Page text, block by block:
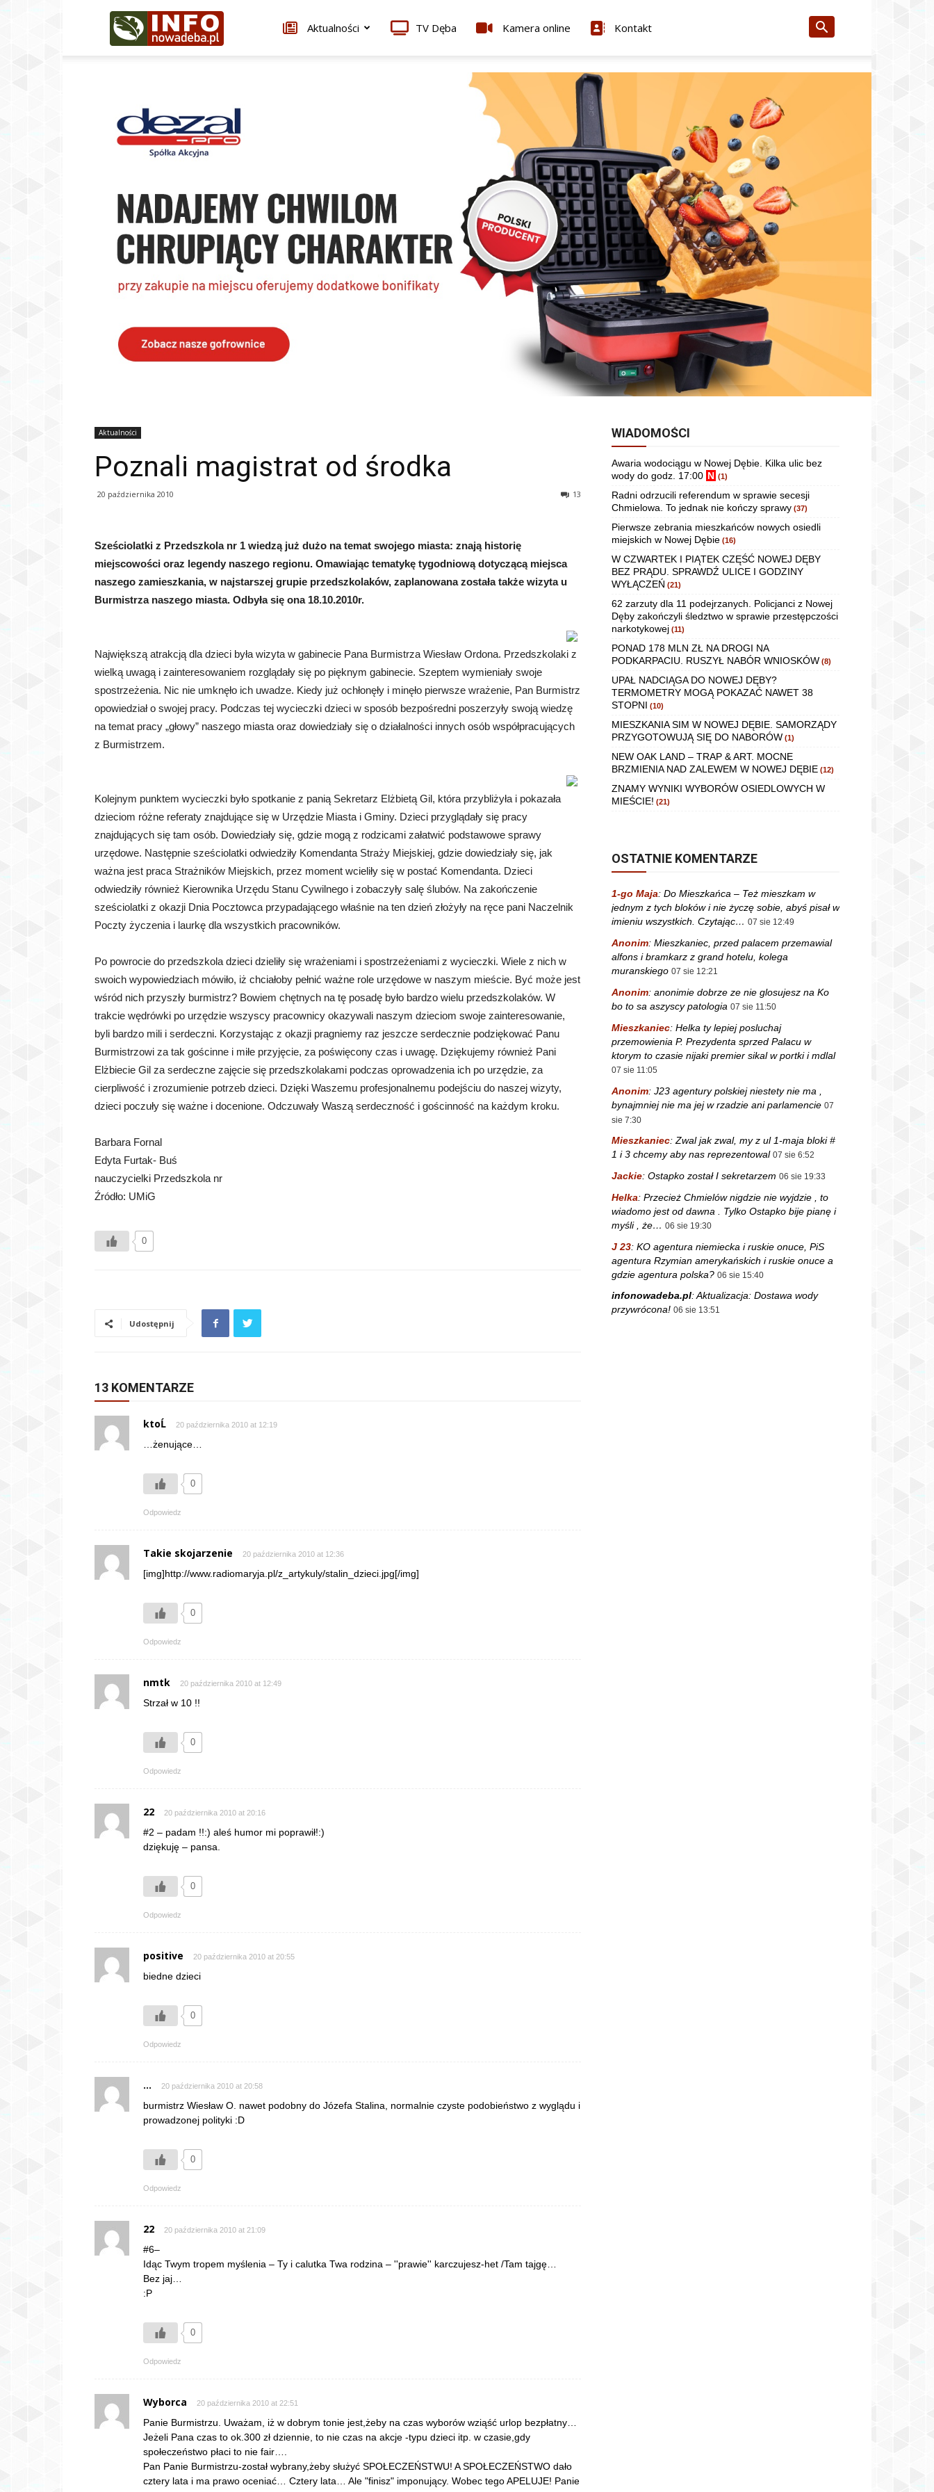
Infonowadeba.pl Aktualności TV Dęba Kamera online Kontakt
Aktualności
Poznali magistrat od środka
20 października 2010 13
Sześciolatki z Przedszkola nr 1 wiedzą już dużo na temat swojego miasta: znają historię
miejscowości oraz legendy naszego regionu. Omawiając tematykę tygodniową dotyczącą miejsca
naszego zamieszkania, w najstarszej grupie przedszkolaków, zaplanowana została także wizyta u
Burmistrza naszego miasta. Odbyła się ona 18.10.2010r.
Największą atrakcją dla dzieci była wizyta w gabinecie Pana Burmistrza Wiesław Ordona. Przedszkolaki z
wielką uwagą i zainteresowaniem rozglądały się po pięknym gabinecie. Szeptem wymieniały swoje
spostrzeżenia. Nic nie umknęło ich uwadze. Kiedy już ochłonęły i minęło pierwsze wrażenie, Pan Burmistrz
opowiedział o swojej pracy. Podczas tej wycieczki dzieci w sposób bezpośredni poszerzyły swoją wiedzę
na temat pracy „głowy” naszego miasta oraz dowiedziały się o działalności innych osób współpracujących
z Burmistrzem.
Kolejnym punktem wycieczki było spotkanie z panią Sekretarz Elżbietą Gil, która przybliżyła i pokazała
dzieciom różne referaty znajdujące się w Urzędzie Miasta i Gminy. Dzieci przyglądały się pracy
znajdujących się tam osób. Dowiedziały się, gdzie mogą z rodzicami załatwić podstawowe sprawy
urzędowe. Następnie sześciolatki odwiedziły Komendanta Straży Miejskiej, gdzie dowiedziały się, jak
ważna jest praca Strażników Miejskich, przez moment wcieliły się w postać Komendanta. Dzieci
odwiedziły również Kierownika Urzędu Stanu Cywilnego i zobaczyły salę ślubów. Na zakończenie
sześciolatki z okazji Dnia Pocztowca przypadającego właśnie na ten dzień złożyły na ręce pani Naczelnik
Poczty życzenia i laurkę dla wszystkich pracowników.
Po powrocie do przedszkola dzieci dzieliły się wrażeniami i spostrzeżeniami z wycieczki. Wiele z nich w
swoich wypowiedziach mówiło, iż chciałoby pełnić ważne role urzędowe w naszym mieście. Być może jest
wśród nich przyszły burmistrz? Bowiem chętnych na tę posadę było bardzo wielu przedszkolaków. W
trakcie wędrówki po urzędzie wszyscy pracownicy okazywali naszym dzieciom swoje zainteresowanie,
byli bardzo mili i serdeczni. Korzystając z okazji pragniemy raz jeszcze serdecznie podziękować Panu
Burmistrzowi za tak gościnne i miłe przyjęcie, za poświęcony czas i uwagę. Dziękujemy również Pani
Elżbiecie Gil za serdeczne zajęcie się przedszkolakami podczas oprowadzenia ich po urzędzie, za
cierpliwość i zrozumienie potrzeb dzieci. Dzięki Waszemu profesjonalnemu podejściu do naszej wizyty,
dzieci poczuły się ważne i docenione. Odczuwały Waszą serdeczność i gościnność na każdym kroku.
Barbara Fornal
Edyta Furtak- Buś
nauczycielki Przedszkola nr
Źródło: UMiG
0
Udostępnij
13 KOMENTARZE
ktoĹ 20 października 2010 at 12:19
…żenujące…
0
Odpowiedz
Takie skojarzenie 20 października 2010 at 12:36
[img]http://www.radiomaryja.pl/z_artykuly/stalin_dzieci.jpg[/img]
0
Odpowiedz
nmtk 20 października 2010 at 12:49
Strzał w 10 !!
0
Odpowiedz
22 20 października 2010 at 20:16
#2 – padam !!:) aleś humor mi poprawił!:)
dziękuję – pansa.
0
Odpowiedz
positive 20 października 2010 at 20:55
biedne dzieci
0
Odpowiedz
... 20 października 2010 at 20:58
burmistrz Wiesław O. nawet podobny do Józefa Stalina, normalnie czyste podobieństwo z wyglądu i
prowadzonej polityki :D
0
Odpowiedz
22 20 października 2010 at 21:09
#6–
Idąc Twym tropem myślenia – Ty i calutka Twa rodzina – ''prawie'' karczujesz-het /Tam tajgę…
Bez jaj…
:P
0
Odpowiedz
Wyborca 20 października 2010 at 22:51
Panie Burmistrzu. Uważam, iż w dobrym tonie jest,żeby na czas wyborów wziąść urlop bezpłatny…
Jeżeli Pana czas to ok.300 zł dziennie, to nie czas na akcje -typu dzieci itp. w czasie,gdy
społeczeństwo płaci to nie fair….
Pan Panie Burmistrzu-został wybrany,żeby służyć SPOŁECZEŃSTWU! A SPOŁECZEŃSTWO dało
cztery lata i ma prawo oceniać… Cztery lata… Ale "finisz" imponujący. Wobec tego APELUJE! Panie
WIADOMOŚCI
Awaria wodociągu w Nowej Dębie. Kilka ulic bez
wody do godz. 17:00 N (1)
Radni odrzucili referendum w sprawie secesji
Chmielowa. To jednak nie kończy sprawy (37)
Pierwsze zebrania mieszkańców nowych osiedli
miejskich w Nowej Dębie (16)
W CZWARTEK I PIĄTEK CZĘŚĆ NOWEJ DĘBY
BEZ PRĄDU. SPRAWDŹ ULICE I GODZINY
WYŁĄCZEŃ (21)
62 zarzuty dla 11 podejrzanych. Policjanci z Nowej
Dęby zakończyli śledztwo w sprawie przestępczości
narkotykowej (11)
PONAD 178 MLN ZŁ NA DROGI NA
PODKARPACIU. RUSZYŁ NABÓR WNIOSKÓW (8)
UPAŁ NADCIĄGA DO NOWEJ DĘBY?
TERMOMETRY MOGĄ POKAZAĆ NAWET 38
STOPNI (10)
MIESZKANIA SIM W NOWEJ DĘBIE. SAMORZĄDY
PRZYGOTOWUJĄ SIĘ DO NABORÓW (1)
NEW OAK LAND – TRAP & ART. MOCNE
BRZMIENIA NAD ZALEWEM W NOWEJ DĘBIE (12)
ZNAMY WYNIKI WYBORÓW OSIEDLOWYCH W
MIEŚCIE! (21)
OSTATNIE KOMENTARZE
1-go Maja: Do Mieszkańca – Też mieszkam w
jednym z tych bloków i nie życzę sobie, abyś pisał w
imieniu wszystkich. Czytając… 07 sie 12:49
Anonim: Mieszkaniec, przed palacem przemawial
alfons i bramkarz z grand hotelu, kolega
muranskiego 07 sie 12:21
Anonim: anonimie dobrze ze nie glosujesz na Ko
bo to sa aszyscy patologia 07 sie 11:50
Mieszkaniec: Helka ty lepiej posluchaj
przemowienia P. Prezydenta sprzed Palacu w
ktorym to czasie nijaki premier sikal w portki i mdlal
07 sie 11:05
Anonim: J23 agentury polskiej niestety nie ma ,
bynajmniej nie ma jej w rzadzie ani parlamencie 07
sie 7:30
Mieszkaniec:Zwal jak zwal, my z ul 1-maja bloki #
1 i 3 chcemy aby nas reprezentowal 07 sie 6:52
Jackie: Ostapko został I sekretarzem 06 sie 19:33
Helka: Przecież Chmielów nigdzie nie wyjdzie , to
wiadomo jest od dawna . Tylko Ostapko bije pianę i
myśli , że… 06 sie 19:30
J 23: KO agentura niemiecka i ruskie onuce, PiS
agentura Rzymian amerykańskich i ruskie onuce a
gdzie agentura polska? 06 sie 15:40
infonowadeba.pl:Aktualizacja: Dostawa wody
przywrócona! 06 sie 13:51